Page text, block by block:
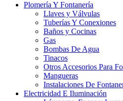
Plomería Y Fontanería
Llaves y Válvulas
Tuberías Y Conexiones
Baños y Cocinas
Gas
Bombas De Agua
Tinacos
Otros Accesorios Para
Mangueras
Instalaciones De
Electricidad E Iluminación